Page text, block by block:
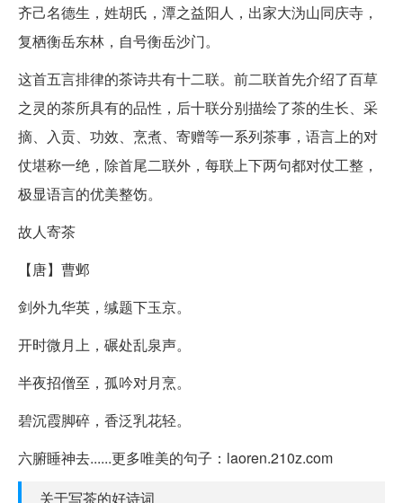
齐己名德生，姓胡氏，潭之益阳人，出家大沩山同庆寺，
复栖衡岳东林，自号衡岳沙门。
这首五言排律的茶诗共有十二联。前二联首先介绍了百草
之灵的茶所具有的品性，后十联分别描绘了茶的生长、采
摘、入贡、功效、烹煮、寄赠等一系列茶事，语言上的对
仗堪称一绝，除首尾二联外，每联上下两句都对仗工整，
极显语言的优美整饬。
故人寄茶
【唐】曹邺
剑外九华英，缄题下玉京。
开时微月上，碾处乱泉声。
半夜招僧至，孤吟对月烹。
碧沉霞脚碎，香泛乳花轻。
六腑睡神去......更多唯美的句子：laoren.210z.com
关于写茶的好诗词